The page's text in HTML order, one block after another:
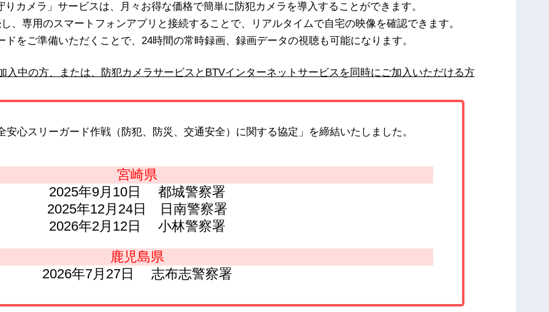
カメラ」サービスは、月々お得な価格で簡単に防犯カメラを導入することができます。
、専用のスマートフォンアプリと接続することで、リアルタイムで自宅の映像を確認できます。
をご準備いただくことで、24時間の常時録画、録画データの視聴も可能になります。
入中の方、または、防犯カメラサービスとBTVインターネットサービスを同時にご加入いただける方
安心スリーガード作戦（防犯、防災、交通安全）に関する協定」を締結いたしました。
宮崎県
2025年9月10日 都城警察署
2025年12月24日 日南警察署
2026年2月12日 小林警察署
鹿児島県
2026年7月27日 志布志警察署